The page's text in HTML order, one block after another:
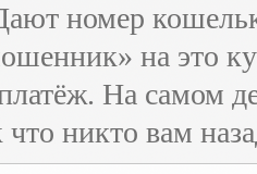
номер
на это
На самом
никто вам